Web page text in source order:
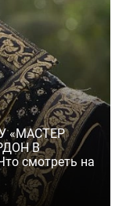
«МАСТЕР
В
смотреть на